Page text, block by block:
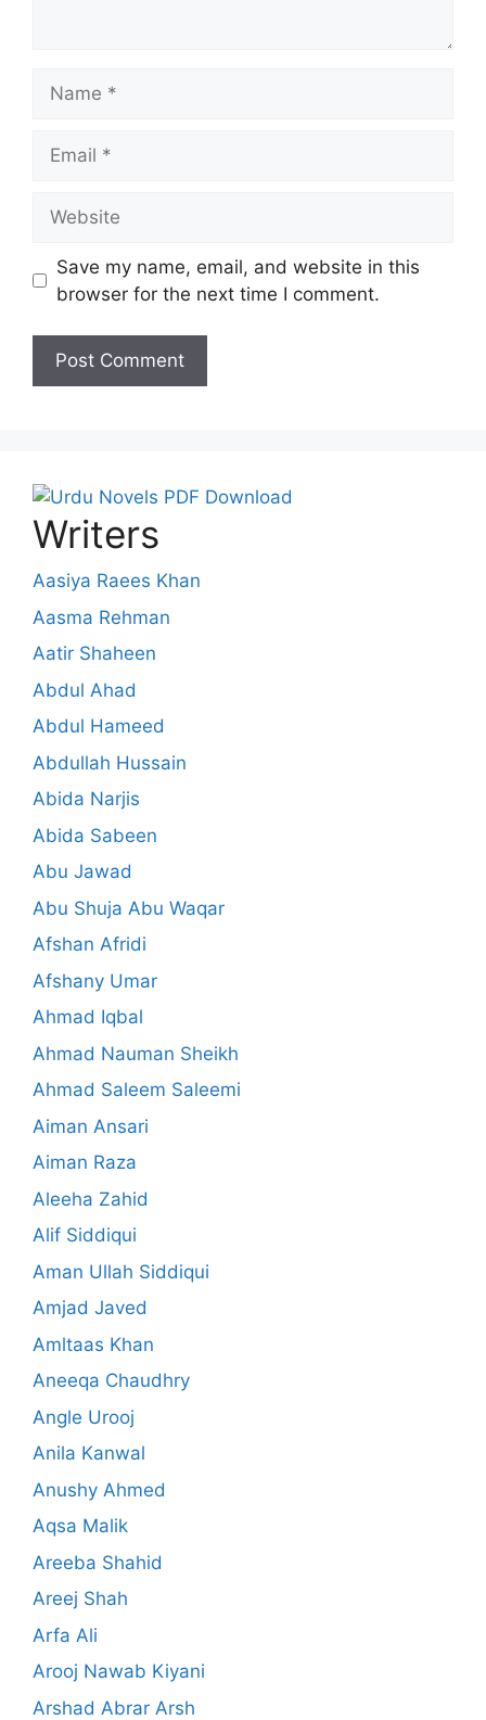
Save my name, email, and website in this
browser for the next time I comment.
Writers
Aasiya Raees Khan
Aasma Rehman
Aatir Shaheen
Abdul Ahad
Abdul Hameed
Abdullah Hussain
Abida Narjis
Abida Sabeen
Abu Jawad
Abu Shuja Abu Waqar
Afshan Afridi
Afshany Umar
Ahmad Iqbal
Ahmad Nauman Sheikh
Ahmad Saleem Saleemi
Aiman Ansari
Aiman Raza
Aleeha Zahid
Alif Siddiqui
Aman Ullah Siddiqui
Amjad Javed
Amltaas Khan
Aneeqa Chaudhry
Angle Urooj
Anila Kanwal
Anushy Ahmed
Aqsa Malik
Areeba Shahid
Areej Shah
Arfa Ali
Arooj Nawab Kiyani
Arshad Abrar Arsh